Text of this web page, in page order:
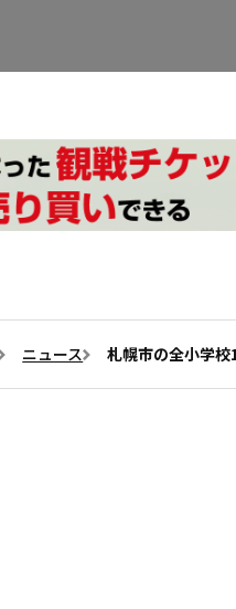
ニュース 札幌市の全小学